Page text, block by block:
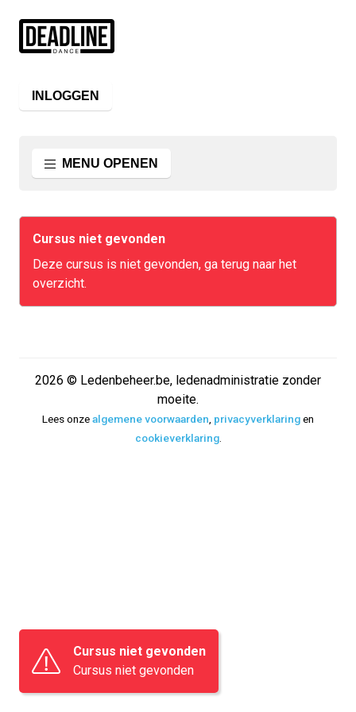
INLOGGEN
MENU OPENEN
Cursus niet gevonden
Deze cursus is niet gevonden, ga terug naar het
overzicht.
2026 © Ledenbeheer.be, ledenadministratie zonder
moeite.
Lees onzealgemene voorwaarden, privacyverklaringen
cookieverklaring.
Cursus niet gevonden
Cursus niet gevonden